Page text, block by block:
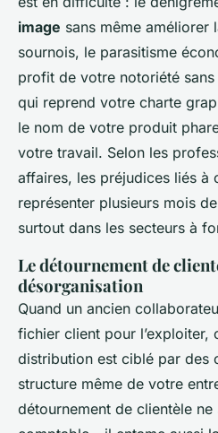
image sans même améliorer
sournois, le parasitisme
profit de votre notoriété
qui reprend votre charte
le nom de votre produit
votre travail. Selon les
affaires, les préjudices liés à
représenter plusieurs mois
surtout dans les secteurs à
Le détournement de
désorganisation
Quand un ancien
fichier client pour l’exploiter,
distribution est ciblé par des
structure même de votre
détournement de clientèle